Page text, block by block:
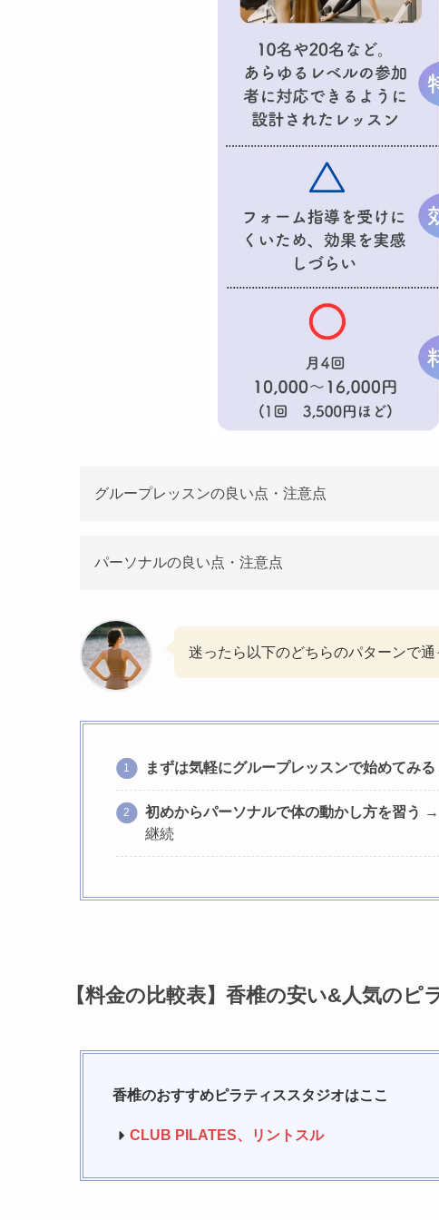
グループレッスンの良い点・注意点
パーソナルの良い点・注意点
迷ったら以下のどちらのパターンで通
まずは気軽にグループレッスンで始めてみる
初めからパーソナルで体の動かし方を習う →
継続
【料金の比較表】香椎の安い&人気のピ
香椎のおすすめピラティススタジオはここ
CLUB PILATES、リントスル